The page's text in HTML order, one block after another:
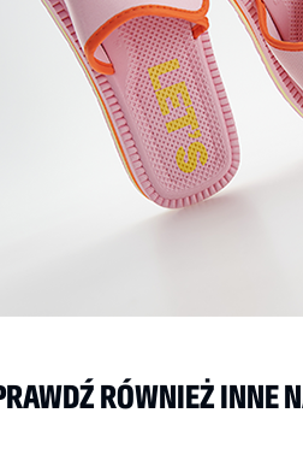
RÓWNIEŻ INNE